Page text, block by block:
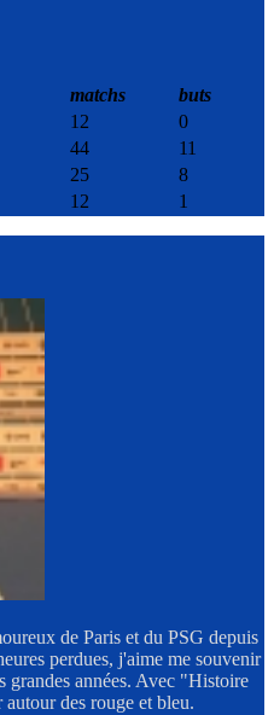
matchs
buts
12
0
44
11
25
8
12 1
de Paris et du PSG depuis
perdues, j'aime me souvenir
grandes années. Avec "Histoire
des rouge et bleu.